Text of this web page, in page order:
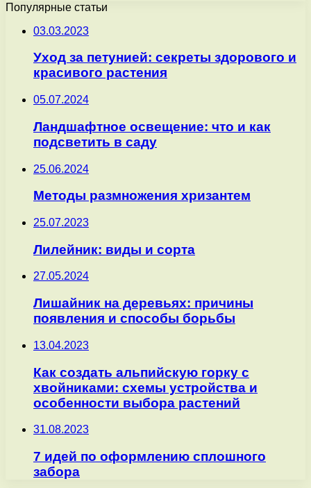
Популярные статьи
03.03.2023
Уход за петунией: секреты здорового и
красивого растения
05.07.2024
Ландшафтное освещение: что и как
подсветить в саду
25.06.2024
Методы размножения хризантем
25.07.2023
Лилейник: виды и сорта
27.05.2024
Лишайник на деревьях: причины
появления и способы борьбы
13.04.2023
Как создать альпийскую горку с
хвойниками: схемы устройства и
особенности выбора растений
31.08.2023
7 идей по оформлению сплошного
забора